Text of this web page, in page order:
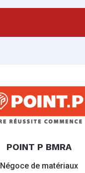
POINT P BMRA
Négoce de matériaux